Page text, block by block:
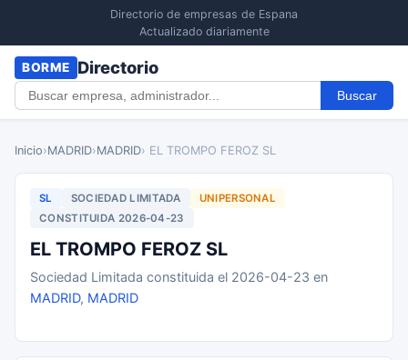
Directorio de empresas de Espana
Actualizado diariamente
BORME Directorio
Buscar
Inicio›MADRID›MADRID› EL TROMPO FEROZ SL
SL SOCIEDAD LIMITADA
UNIPERSONAL
CONSTITUIDA 2026-04-23
EL TROMPO FEROZ SL
Sociedad Limitada constituida el 2026-04-23 en
MADRID, MADRID